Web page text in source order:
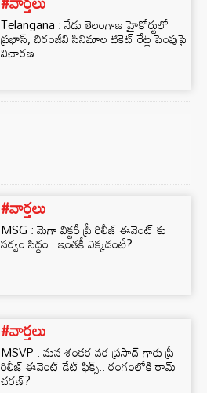
Telangana : నేడు తెలంగాణ హైకోర్టులో
ప్రభాస్, చిరంజీవి సినిమాల టికెట్ రేట్ల పెంపుపై
విచారణ..
#వార్తలు
MSG : మెగా విక్టరీ ప్రీ రిలీజ్ ఈవెంట్ కు
సర్వం సిద్ధం.. ఇంతకీ ఎక్కడంటే?
#వార్తలు
MSVP : మన శంకర వర ప్రసాద్ గారు ప్రీ
రిలీజ్ ఈవెంట్ డేట్ ఫిక్స్.. రంగంలోకి రామ్
చరణ్‌?